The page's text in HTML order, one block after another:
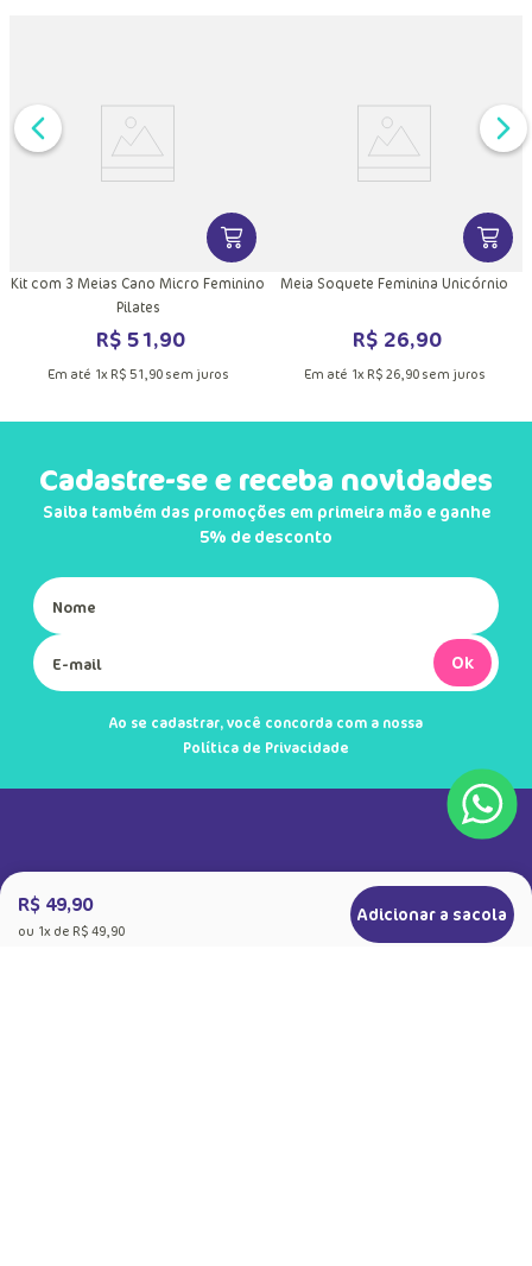
INFORMAÇÕES DO PRODUTOVER MAIS INFORMAÇÕES DO
Kit com 3 Meias Cano Micro Feminino
Pilates
R$ 51,90
Em até 1x R$ 51,90sem juros
VER
Meia Soquete Feminina Unicórnio
R$ 26,90
Em até 1x R$ 26,90sem juros
R$ 49,90
ou 1x de R$ 49,90
Adicionar a sacola
Cadastre-se e receba novidades
Saiba também das promoções em primeira mão e ganhe
5% de desconto
Ok
Ao se cadastrar, você concorda com a nossa
Política de Privacidade